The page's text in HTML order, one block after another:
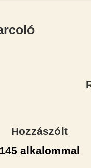
Hozzászólt
145 alkalommal